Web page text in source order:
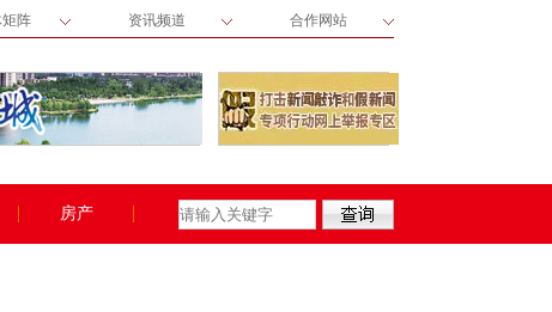
矩阵 资讯频道 合作网站
房产